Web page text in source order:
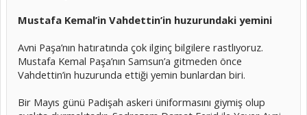
Mustafa Kemal’in Vahdettin’in huzurundaki yemini
Avni Paşa’nın hatıratında çok ilginç bilgilere rastlıyoruz.
Mustafa Kemal Paşa’nın Samsun’a gitmeden önce
Vahdettin’in huzurunda ettiği yemin bunlardan biri.
Bir Mayıs günü Padişah askeri üniformasını giymiş olup